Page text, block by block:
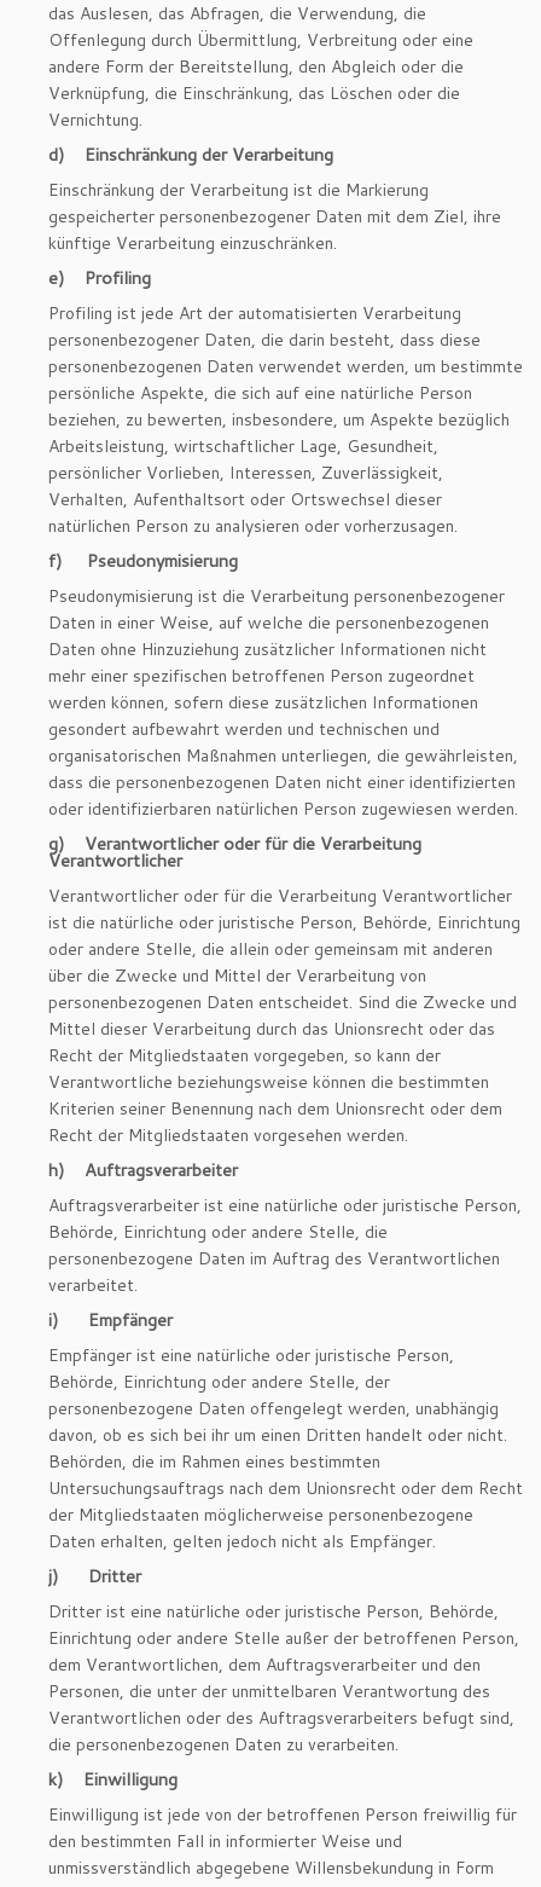
das Auslesen, das Abfragen, die Verwendung, die
Offenlegung durch Übermittlung, Verbreitung oder eine
andere Form der Bereitstellung, den Abgleich oder die
Verknüpfung, die Einschränkung, das Löschen oder die
Vernichtung.
d) Einschränkung der Verarbeitung
Einschränkung der Verarbeitung ist die Markierung
gespeicherter personenbezogener Daten mit dem Ziel, ihre
künftige Verarbeitung einzuschränken.
e) Profiling
Profiling ist jede Art der automatisierten Verarbeitung
personenbezogener Daten, die darin besteht, dass diese
personenbezogenen Daten verwendet werden, um bestimmte
persönliche Aspekte, die sich auf eine natürliche Person
beziehen, zu bewerten, insbesondere, um Aspekte bezüglich
Arbeitsleistung, wirtschaftlicher Lage, Gesundheit,
persönlicher Vorlieben, Interessen, Zuverlässigkeit,
Verhalten, Aufenthaltsort oder Ortswechsel dieser
natürlichen Person zu analysieren oder vorherzusagen.
f) Pseudonymisierung
Pseudonymisierung ist die Verarbeitung personenbezogener
Daten in einer Weise, auf welche die personenbezogenen
Daten ohne Hinzuziehung zusätzlicher Informationen nicht
mehr einer spezifischen betroffenen Person zugeordnet
werden können, sofern diese zusätzlichen Informationen
gesondert aufbewahrt werden und technischen und
organisatorischen Maßnahmen unterliegen, die gewährleisten,
dass die personenbezogenen Daten nicht einer identifizierten
oder identifizierbaren natürlichen Person zugewiesen werden.
g) Verantwortlicher oder für die Verarbeitung
Verantwortlicher
Verantwortlicher oder für die Verarbeitung Verantwortlicher
ist die natürliche oder juristische Person, Behörde, Einrichtung
oder andere Stelle, die allein oder gemeinsam mit anderen
über die Zwecke und Mittel der Verarbeitung von
personenbezogenen Daten entscheidet. Sind die Zwecke und
Mittel dieser Verarbeitung durch das Unionsrecht oder das
Recht der Mitgliedstaaten vorgegeben, so kann der
Verantwortliche beziehungsweise können die bestimmten
Kriterien seiner Benennung nach dem Unionsrecht oder dem
Recht der Mitgliedstaaten vorgesehen werden.
h) Auftragsverarbeiter
Auftragsverarbeiter ist eine natürliche oder juristische Person,
Behörde, Einrichtung oder andere Stelle, die
personenbezogene Daten im Auftrag des Verantwortlichen
verarbeitet.
i) Empfänger
Empfänger ist eine natürliche oder juristische Person,
Behörde, Einrichtung oder andere Stelle, der
personenbezogene Daten offengelegt werden, unabhängig
davon, ob es sich bei ihr um einen Dritten handelt oder nicht.
Behörden, die im Rahmen eines bestimmten
Untersuchungsauftrags nach dem Unionsrecht oder dem Recht
der Mitgliedstaaten möglicherweise personenbezogene
Daten erhalten, gelten jedoch nicht als Empfänger.
j) Dritter
Dritter ist eine natürliche oder juristische Person, Behörde,
Einrichtung oder andere Stelle außer der betroffenen Person,
dem Verantwortlichen, dem Auftragsverarbeiter und den
Personen, die unter der unmittelbaren Verantwortung des
Verantwortlichen oder des Auftragsverarbeiters befugt sind,
die personenbezogenen Daten zu verarbeiten.
k) Einwilligung
Einwilligung ist jede von der betroffenen Person freiwillig für
den bestimmten Fall in informierter Weise und
unmissverständlich abgegebene Willensbekundung in Form